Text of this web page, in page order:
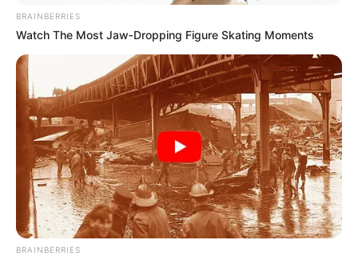
BRAINBERRIES
Watch The Most Jaw‑Dropping Figure Skating Moments
BRAINBERRIES